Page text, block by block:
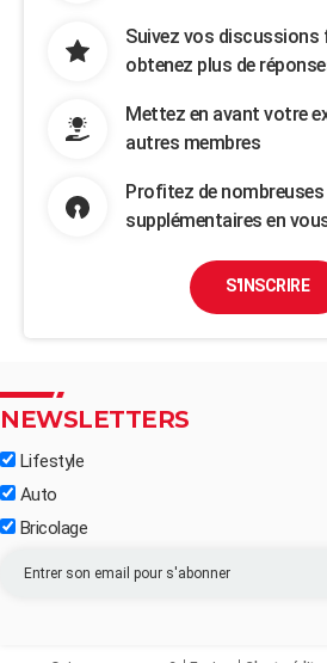
Suivez vos discussions
obtenez plus de
Mettez en avant votre
autres membres
Profitez de
supplémentaires en
S'INSCRIRE
NEWSLETTERS
Lifestyle
Auto
Bricolage